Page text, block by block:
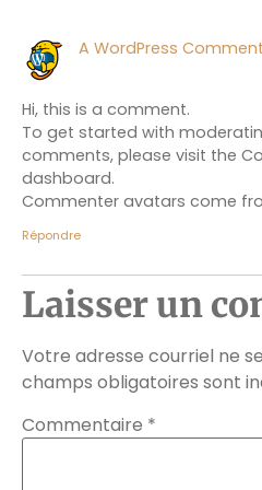
A WordPress
Hi, this is a comment.
To get started with
comments, please visit the
dashboard.
Commenter avatars come
Répondre
Laisser un
Votre adresse courriel ne
champs obligatoires sont
Commentaire *